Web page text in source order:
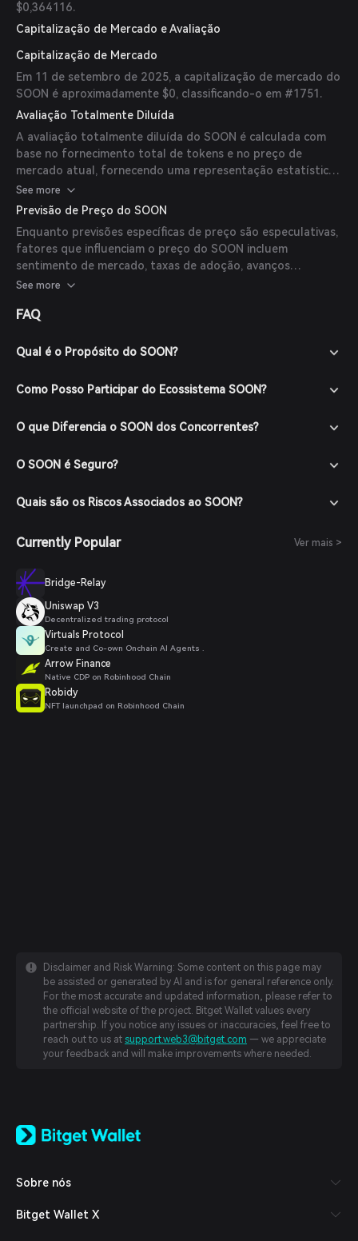
$0,364116.
Capitalização de Mercado e Avaliação
Capitalização de Mercado
Em 11 de setembro de 2025, a capitalização de mercado do
SOON é aproximadamente $0, classificando-o em #1751.
Avaliação Totalmente Diluída
A avaliação totalmente diluída do SOON é calculada com
base no fornecimento total de tokens e no preço de
mercado atual, fornecendo uma representação estatística
da avaliação do projeto.
See more
Previsão de Preço do SOON
Enquanto previsões específicas de preço são especulativas,
fatores que influenciam o preço do SOON incluem
sentimento de mercado, taxas de adoção, avanços
tecnológicos e tendências gerais do mercado de
de especialistas ou publicações confiáveis.
See more
FAQ
Qual é o Propósito do SOON?
Como Posso Participar do Ecossistema SOON?
O que Diferencia o SOON dos Concorrentes?
O SOON é Seguro?
Quais são os Riscos Associados ao SOON?
Currently Popular Ver mais >
Bridge-Relay
Uniswap V3
Decentralized trading protocol
Virtuals Protocol
Create and Co-own Onchain AI Agents .
Arrow Finance
Native CDP on Robinhood Chain
Robidy
NFT launchpad on Robinhood Chain
Disclaimer and Risk Warning: Some content on this page may
be assisted or generated by AI and is for general reference only.
For the most accurate and updated information, please refer to
the official website of the project. Bitget Wallet values every
partnership. If you notice any issues or inaccuracies, feel free to
reach out to us at support.web3@bitget.com — we appreciate
your feedback and will make improvements where needed.
日本語
Español (Latinoamérica)
Italiano
Sobre nós
Bitget Wallet X